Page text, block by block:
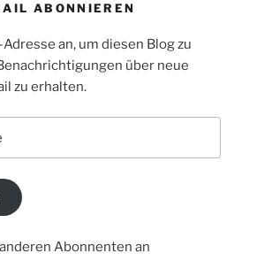
ABONNIEREN
an, um diesen Blog zu
über neue
zu erhalten.
Abonnenten an